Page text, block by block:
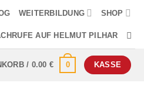
WEITERBILDUNG SHOP
AUF HELMUT PILHAR
/ 0.00 € 0 KASSE